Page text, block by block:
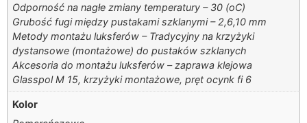
Odporność na nagłe zmiany temperatury – 30 (oC)
Grubość fugi między pustakami szklanymi – 2,6,10 mm
Metody montażu luksferów – Tradycyjny na krzyżyki
dystansowe (montażowe) do pustaków szklanych
Akcesoria do montażu luksferów – zaprawa klejowa
Glasspol M 15, krzyżyki montażowe, pręt ocynk fi 6
Kolor